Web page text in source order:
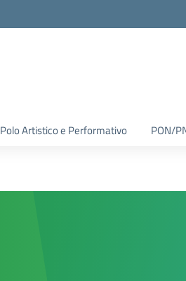
Polo Artistico e Performativo PON/